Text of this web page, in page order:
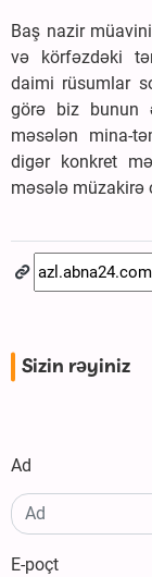
Baş nazir
və körfəzdəki
daimi rüsumlar
görə biz bunun
məsələn mina-
digər konkret
məsələ müzakirə
Sizin rəyiniz
Ad
E-poçt